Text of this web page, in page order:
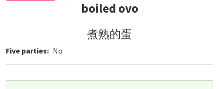
boiled ovo
煮熟的蛋
Five parties No